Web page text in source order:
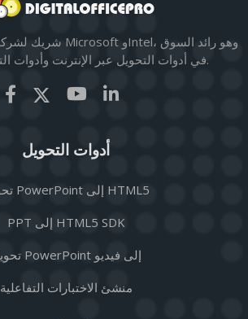
في أدوات التحويل عبر الإنترنت وأدوات التعليم الإلكتروني.
أدوات التحويل
تحويل PowerPoint إلى HTML5
PPT إلى HTML5 SDK
تحويل PowerPoint إلى فيديو
منشئ الاختبارات التفاعلية